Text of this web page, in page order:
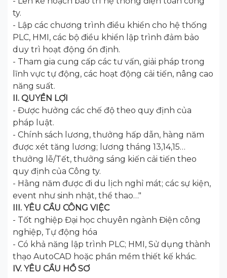
ty.
- Lập các chương trình điều khiển cho hệ thống
PLC, HMI, các bộ điều khiển lập trình đảm bảo
duy trì hoạt động ổn định.
- Tham gia cung cấp các tư vấn, giải pháp trong
lĩnh vực tự động, các hoạt động cải tiến, nâng cao
năng suất.
II. QUYỀN LỢI
- Được hưởng các chế độ theo quy định của
pháp luật.
- Chính sách lương, thưởng hấp dẫn, hàng năm
được xét tăng lương; lương tháng 13,14,15…
thưởng lễ/Tết, thưởng sáng kiến cải tiến theo
quy định của Công ty.
- Hằng năm được đi du lịch nghỉ mát; các sự kiện,
event như sinh nhật, thể thao…"
III. YÊU CẦU CÔNG VIỆC
- Tốt nghiệp Đại học chuyên ngành Điện công
nghiệp, Tự động hóa
- Có khả năng lập trình PLC; HMI, Sử dụng thành
thạo AutoCAD hoặc phần mềm thiết kế khác.
IV. YÊU CẦU HỒ SƠ